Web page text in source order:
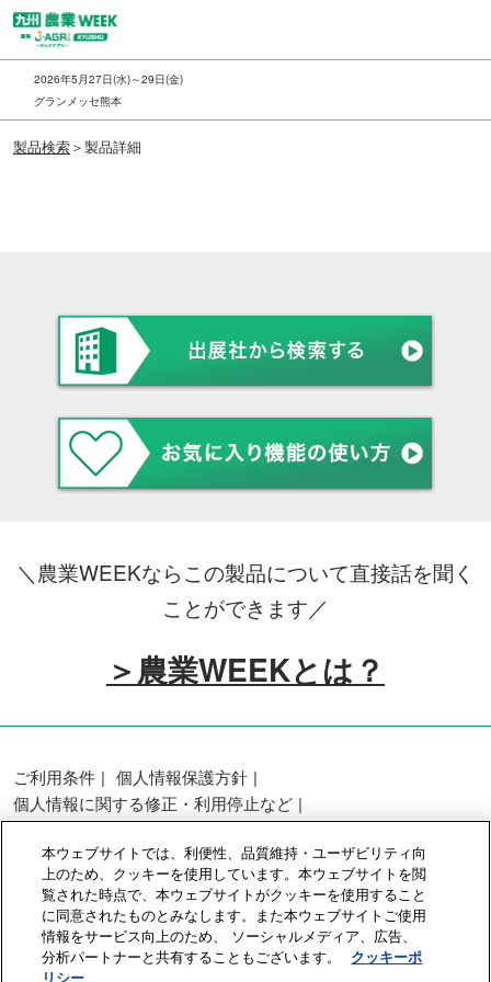
ス
キ
ッ
し
て
2026年5月27日(水)～29日(金)
グランメッセ熊本
製品検索＞製品詳細
＼農業WEEKならこの製品について直接話を聞く
ことができます／
＞農業WEEKとは？
ご利用条件
個人情報保護方針
個人情報に関する修正・利用停止など
展示会・セミナー参加ポリシー
カスタマーハラスメントに対する基本方針
クッキーポリシー
クッキーの設定
Copyright © RX Japan GK
本ウェブサイトでは、利便性、品質維持・ユーザビリティ向
上のため、クッキーを使用しています。本ウェブサイトを閲
覧された時点で、本ウェブサイトがクッキーを使用すること
に同意されたものとみなします。また本ウェブサイトご使用
情報をサービス向上のため、 ソーシャルメディア、広告、
分析パートナーと共有することもございます。
クッキーポ
リシー